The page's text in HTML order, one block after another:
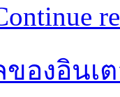
องอินเ